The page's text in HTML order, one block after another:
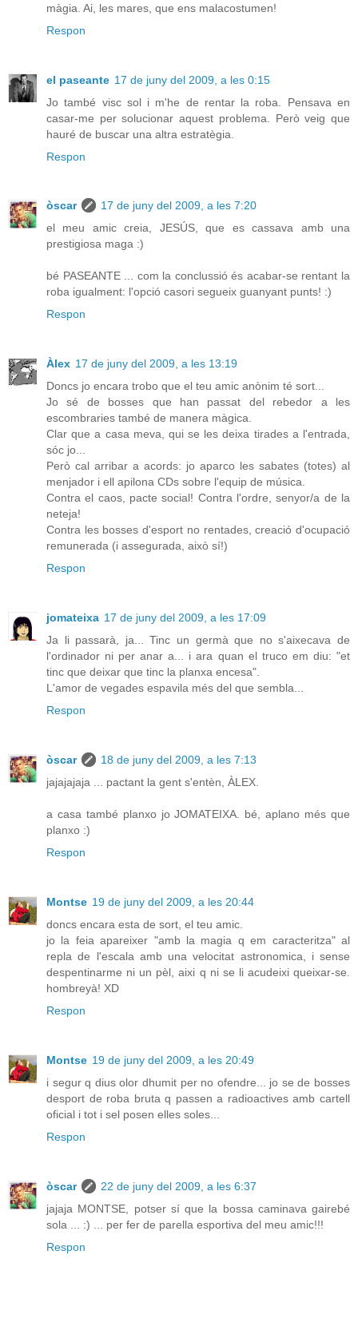
màgia. Ai, les mares, que ens malacostumen!
Respon
el paseante 17 de juny del 2009, a les 0:15
Jo també visc sol i m'he de rentar la roba. Pensava en
casar-me per solucionar aquest problema. Però veig que
hauré de buscar una altra estratègia.
Respon
òscar
17 de juny del 2009, a les 7:20
el meu amic creia, JESÚS, que es cassava amb una
prestigiosa maga :)
bé PASEANTE ... com la conclussió és acabar-se rentant la
roba igualment: l'opció casori segueix guanyant punts! :)
Respon
Àlex 17 de juny del 2009, a les 13:19
Doncs jo encara trobo que el teu amic anònim té sort...
Jo sé de bosses que han passat del rebedor a les
escombraries també de manera màgica.
Clar que a casa meva, qui se les deixa tirades a l'entrada,
sóc jo...
Però cal arribar a acords: jo aparco les sabates (totes) al
menjador i ell apilona CDs sobre l'equip de música.
Contra el caos, pacte social! Contra l'ordre, senyor/a de la
neteja!
Contra les bosses d'esport no rentades, creació d'ocupació
remunerada (i assegurada, això sí!)
Respon
jomateixa 17 de juny del 2009, a les 17:09
Ja li passarà, ja... Tinc un germà que no s'aixecava de
l'ordinador ni per anar a... i ara quan el truco em diu: "et
tinc que deixar que tinc la planxa encesa".
L'amor de vegades espavila més del que sembla...
Respon
òscar
18 de juny del 2009, a les 7:13
jajajajaja ... pactant la gent s'entèn, ÀLEX.
a casa també planxo jo JOMATEIXA. bé, aplano més que
planxo :)
Respon
Montse 19 de juny del 2009, a les 20:44
doncs encara esta de sort, el teu amic.
jo la feia apareixer "amb la magia q em caracteritza" al
repla de l'escala amb una velocitat astronomica, i sense
despentinarme ni un pèl, aixi q ni se li acudeixi queixar-se.
hombreyà! XD
Respon
Montse 19 de juny del 2009, a les 20:49
i segur q dius olor dhumit per no ofendre... jo se de bosses
desport de roba bruta q passen a radioactives amb cartell
oficial i tot i sel posen elles soles...
Respon
òscar
22 de juny del 2009, a les 6:37
jajaja MONTSE, potser sí que la bossa caminava gairebé
sola ... :) ... per fer de parella esportiva del meu amic!!!
Respon